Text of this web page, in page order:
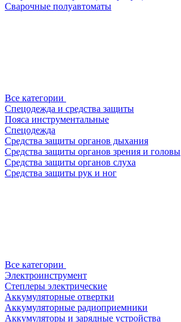
Сварочные полуавтоматы
Все категории
Спецодежда и средства защиты
Пояса инструментальные
Спецодежда
Средства защиты органов дыхания
Средства защиты органов зрения и головы
Средства защиты органов слуха
Средства защиты рук и ног
Все категории
Электроинструмент
Степлеры электрические
Аккумуляторные отвертки
Аккумуляторные радиоприемники
Аккумуляторы и зарядные устройства